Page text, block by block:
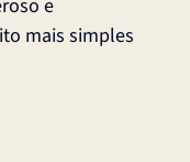
e
mais simples